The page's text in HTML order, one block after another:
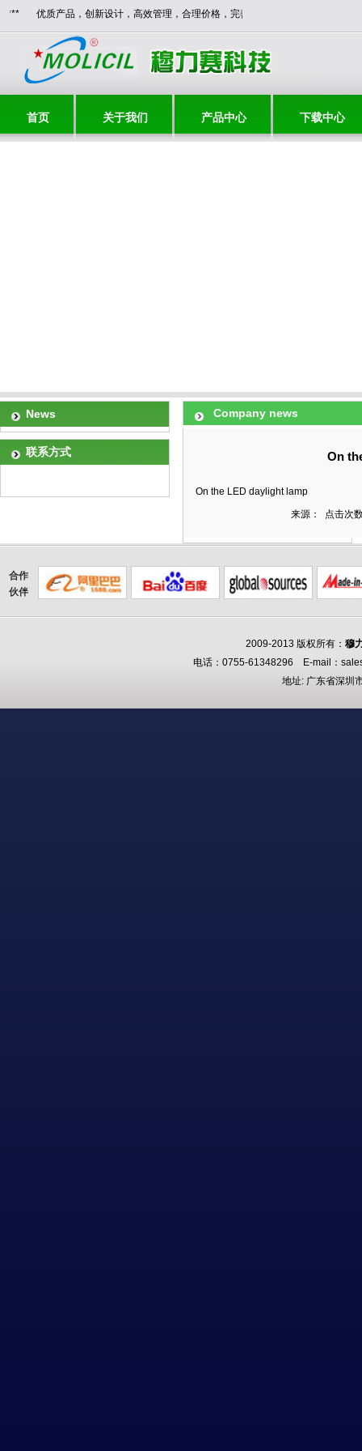
优质产品，创新设计，高效管理，合理价格，完善服务，与时俱进，共创
首页 关于我们 产品中心 下载中心
News
联系方式
Company news
On
On the LED daylight lamp
来源： 点击次
合作
伙伴
2009-2013 版权所有： 穆
电话：0755-61348296 E-mail：
地址: 广东省深圳